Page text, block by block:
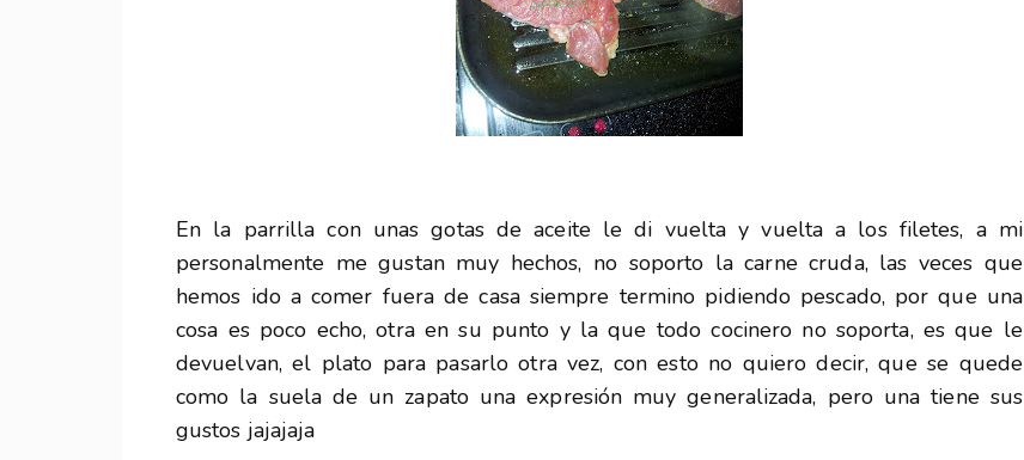
En la parrilla con unas gotas de aceite le di vuelta y vuelta a los filetes, a mi
personalmente me gustan muy hechos, no soporto la carne cruda, las veces que
hemos ido a comer fuera de casa siempre termino pidiendo pescado, por que una
cosa es poco echo, otra en su punto y la que todo cocinero no soporta, es que le
devuelvan, el plato para pasarlo otra vez, con esto no quiero decir, que se quede
como la suela de un zapato una expresión muy generalizada, pero una tiene sus
gustos jajajaja